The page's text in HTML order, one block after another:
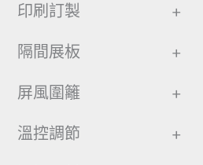
印刷訂製 +
隔間展板 +
屏風圍籬 +
溫控調節 +